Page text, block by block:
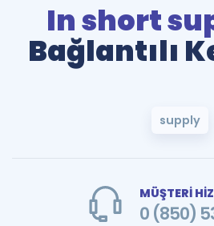
In short
Bağlantılı
supply
MÜŞTERİ
0 (850)